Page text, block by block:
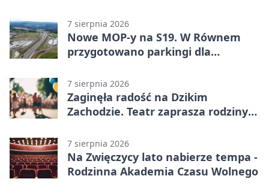
7 sierpnia 2026
Nowe MOP-y na S19. W Równem
przygotowano parkingi dla
7 sierpnia 2026
Zaginęła radość na Dzikim
Zachodzie. Teatr zaprasza rodziny
7 sierpnia 2026
Na Zwięczycy lato nabierze tempa -
Rodzinna Akademia Czasu Wolnego